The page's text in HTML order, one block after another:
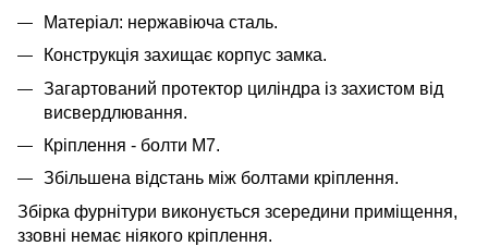
Матеріал: нержавіюча сталь.
Конструкція захищає корпус замка.
Загартований протектор циліндра із захистом від
висвердлювання.
Кріплення - болти М7.
Збільшена відстань між болтами кріплення.
Збірка фурнітури виконується зсередини приміщення,
ззовні немає ніякого кріплення.